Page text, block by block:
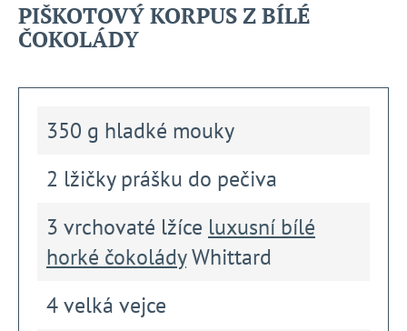
PIŠKOTOVÝ KORPUS Z BÍLÉ
ČOKOLÁDY
350 g hladké mouky
2 lžičky prášku do pečiva
3 vrchovaté lžíce luxusní bílé
horké čokoládyWhittard
4 velká vejce